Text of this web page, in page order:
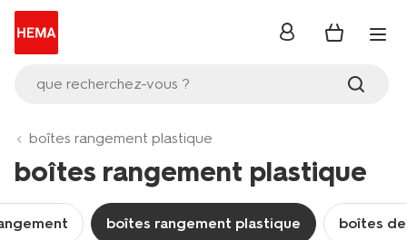
que recherchez-vous ?
se
boîtes rangement plastique
boîtes rangement plastique
boîtes rangement plastique boîtes